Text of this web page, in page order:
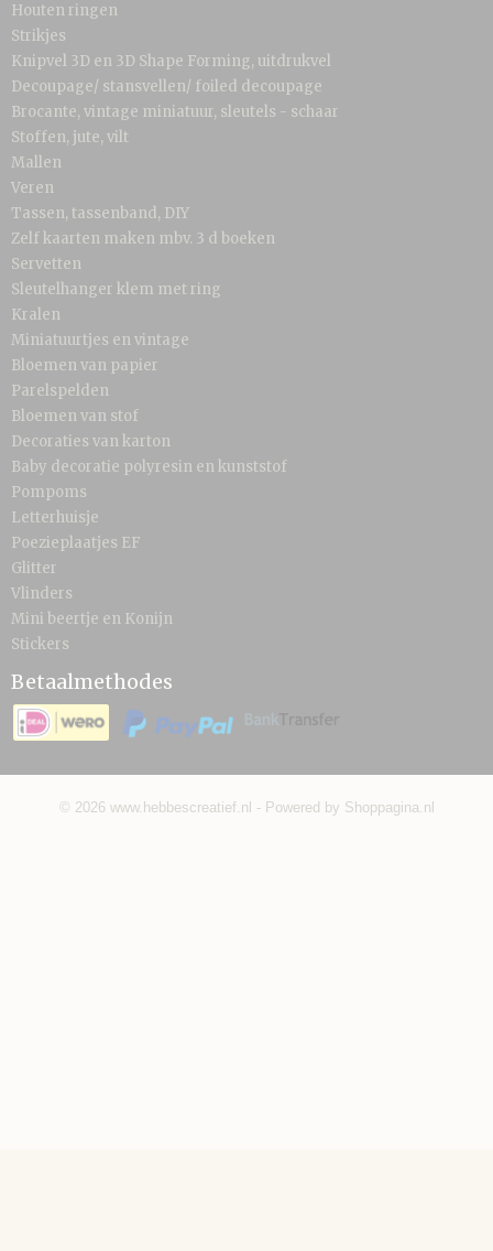
Houten ringen
Strikjes
Knipvel 3D en 3D Shape Forming, uitdrukvel
Decoupage/ stansvellen/ foiled decoupage
Brocante, vintage miniatuur, sleutels - schaar
Stoffen, jute, vilt
Mallen
Veren
Tassen, tassenband, DIY
Zelf kaarten maken mbv. 3 d boeken
Servetten
Sleutelhanger klem met ring
Kralen
Miniatuurtjes en vintage
Bloemen van papier
Parelspelden
Bloemen van stof
Decoraties van karton
Baby decoratie polyresin en kunststof
Pompoms
Letterhuisje
Poezieplaatjes EF
Glitter
Vlinders
Mini beertje en Konijn
Stickers
Betaalmethodes
© 2026 www.hebbescreatief.nl - Powered by Shoppagina.nl